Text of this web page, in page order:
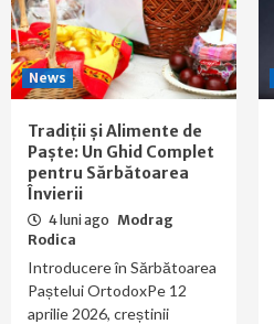
News
Tradiții și Alimente de
Paște: Un Ghid Complet
pentru Sărbătoarea
Învierii
4 luni ago Modrag
Rodica
Introducere în Sărbătoarea
Paștelui OrtodoxPe 12
aprilie 2026, creștinii